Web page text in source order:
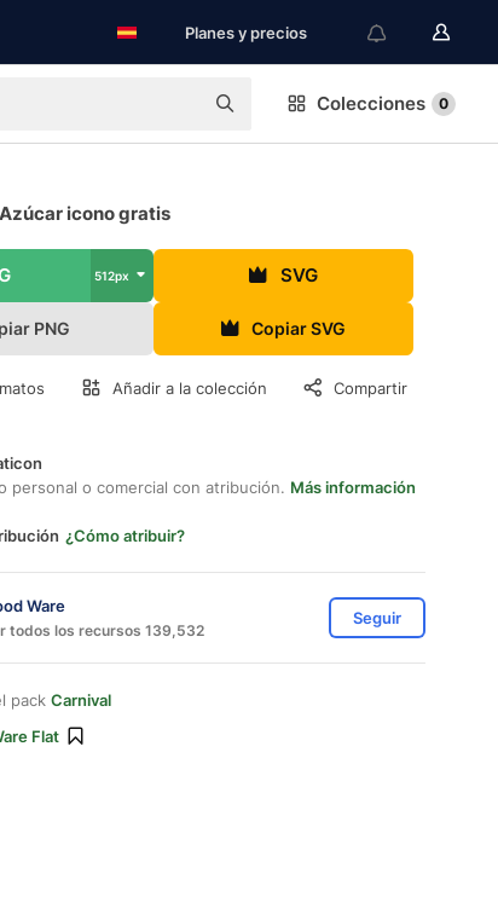
Planes y precios
Colecciones 0
icono gratis
512px SVG
PNG Copiar SVG
Añadir a la colección Compartir
personal o comercial con atribución. Más información
¿Cómo atribuir?
Ware
todos los recursos 139,532
Seguir
pack Carnival
Flat